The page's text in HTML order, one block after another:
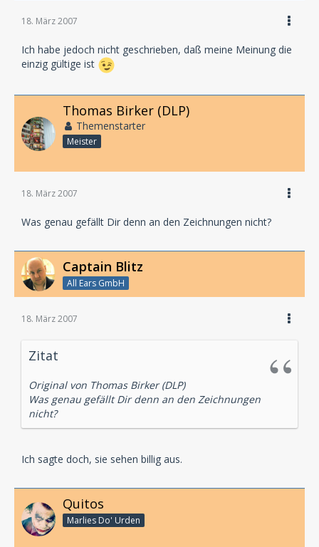
18. März 2007
Ich habe jedoch nicht geschrieben, daß meine Meinung die
einzig gültige ist
Thomas Birker (DLP)
Themenstarter
Meister
18. März 2007
Was genau gefällt Dir denn an den Zeichnungen nicht?
Captain Blitz
All Ears GmbH
18. März 2007
Zitat
Original von Thomas Birker (DLP)
Was genau gefällt Dir denn an den Zeichnungen
nicht?
Ich sagte doch, sie sehen billig aus.
Quitos
Marlies Do' Urden